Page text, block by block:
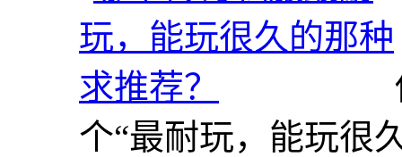
个“最耐玩，能玩很